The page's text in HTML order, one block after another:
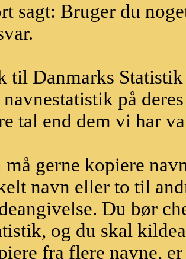
sagt: Bruger du
til Danmarks
navnestatistik på
tal end dem vi har
må gerne kopiere
navn eller to til
Du bør
og du skal
fra flere navne,